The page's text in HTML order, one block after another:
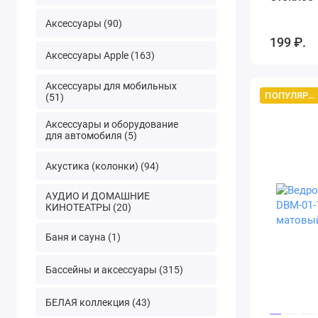
Аксессуары (90)
Аксессуары Apple (163)
Аксессуары для мобильных
(51)
Аксессуары и оборудование
для автомобиля (5)
Акустика (колонки) (94)
АУДИО И ДОМАШНИЕ
КИНОТЕАТРЫ (20)
Баня и сауна (1)
Бассейны и аксессуары (315)
БЕЛАЯ коллекция (43)
199 ₽.
ПОПУЛЯРНЫЙ ТОВАР